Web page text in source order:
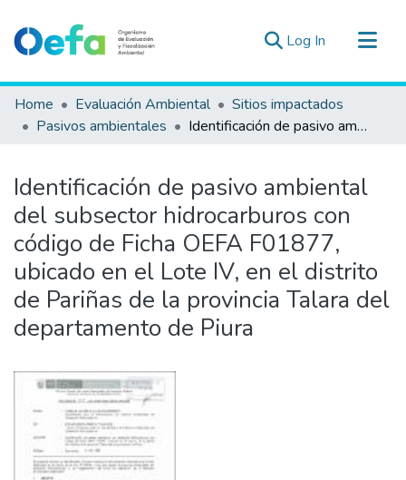
Log In (current)
Communities & Collections
All of DSpace
Estad. Externas
Guias ▾
Home Evaluación Ambiental
Sitios impactados
Pasivos ambientales
Identificación de pasivo ambiental del subsector hidrocarburos con código de Ficha OEFA F01877, ubicado en el Lote IV, en el distrito de Pariñas de la provincia Talara del departamento de Piura
Identificación de pasivo ambiental
del subsector hidrocarburos con
código de Ficha OEFA F01877,
ubicado en el Lote IV, en el distrito
de Pariñas de la provincia Talara del
departamento de Piura